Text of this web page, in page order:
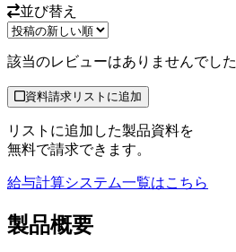
並び替え
該当のレビューはありませんでした
資料請求リストに追加
リストに追加した製品資料を
無料で請求できます。
給与計算システム一覧はこちら
製品概要